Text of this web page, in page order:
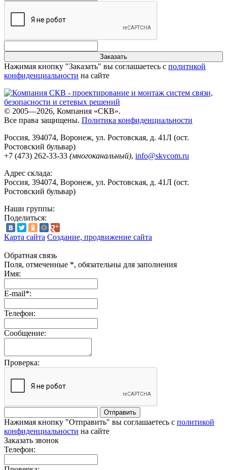
Заказать
Нажимая кнопку "Заказать" вы соглашаетесь с политикой
конфиденциальности на сайте
© 2005—2026, Компания «СКВ».
Все права защищены. Политика конфиденциальности
Россия, 394074, Воронеж, ул. Ростовская, д. 41Л (ост.
Ростовский бульвар)
+7 (473) 262-33-33 (многоканальный), info@skvcom.ru
Адрес склада:
Россия, 394074, Воронеж, ул. Ростовская, д. 41Л (ост.
Ростовский бульвар)
Наши группы:
Поделиться:
Карта сайта Создание, продвижение сайта
Обратная связь
Поля, отмеченные *, обязательны для заполнения
Имя:
E-mail*:
Телефон:
Сообщение:
Проверка:
Отправить
Нажимая кнопку "Отправить" вы соглашаетесь с политикой
конфиденциальности на сайте
Заказать звонок
Телефон: